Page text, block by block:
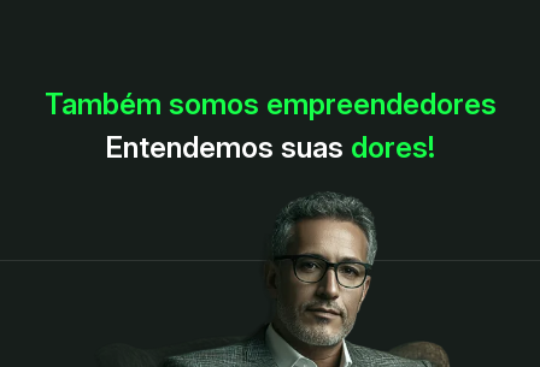
Também somos empreendedores
Entendemos suas dores!